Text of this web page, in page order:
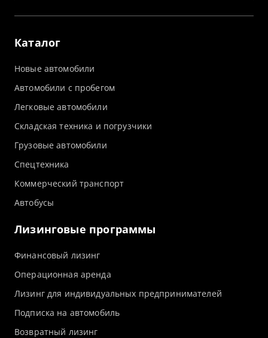
Каталог
Новые автомобили
Автомобили с пробегом
Легковые автомобили
Складская техника и погрузчики
Грузовые автомобили
Спецтехника
Коммерческий транспорт
Автобусы
Лизинговые программы
Финансовый лизинг
Операционная аренда
Лизинг для индивидуальных предпринимателей
Подписка на автомобиль
Возвратный лизинг